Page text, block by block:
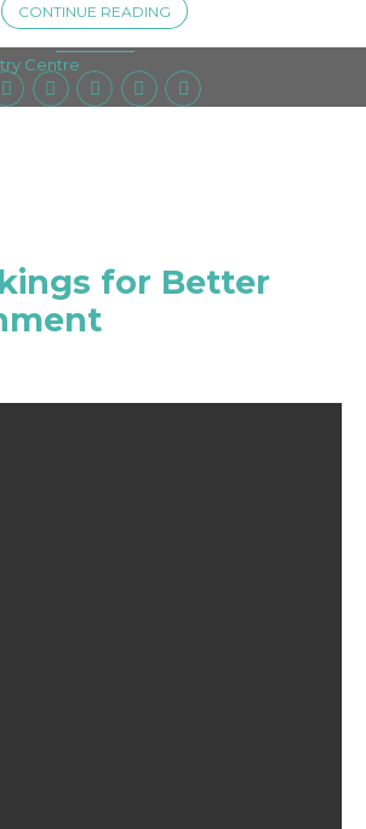
Centre
CONTINUE READING
for Better